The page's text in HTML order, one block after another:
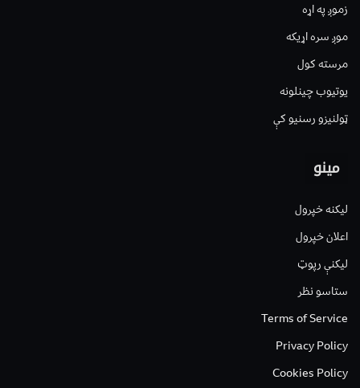
زموږ په اړه
موږ سره اړیکه
مرسته کول
یوتیوب چینلونه
ټولنیزو رسنیو کې
مینو
لیکنه خپرول
اعلان خپرول
لیکنې رپوټ
ستاسو نظر
Terms of Service
Privacy Policy
Cookies Policy